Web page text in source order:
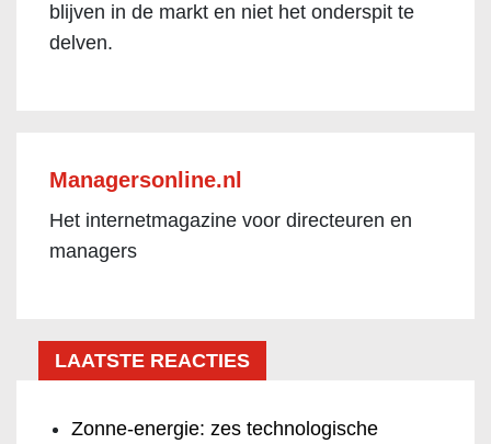
blijven in de markt en niet het onderspit te
delven.
Managersonline.nl
Het internetmagazine voor directeuren en
managers
LAATSTE REACTIES
Zonne-energie: zes technologische